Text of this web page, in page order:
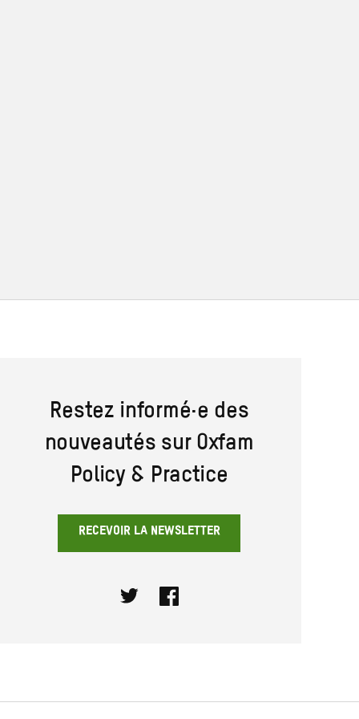
Restez informé·e des
nouveautés sur Oxfam
Policy & Practice
RECEVOIR LA NEWSLETTER